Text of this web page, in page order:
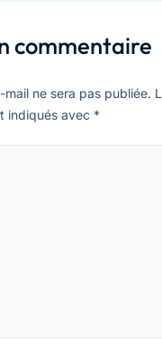
commentaire
ne sera pas publiée.
indiqués avec *